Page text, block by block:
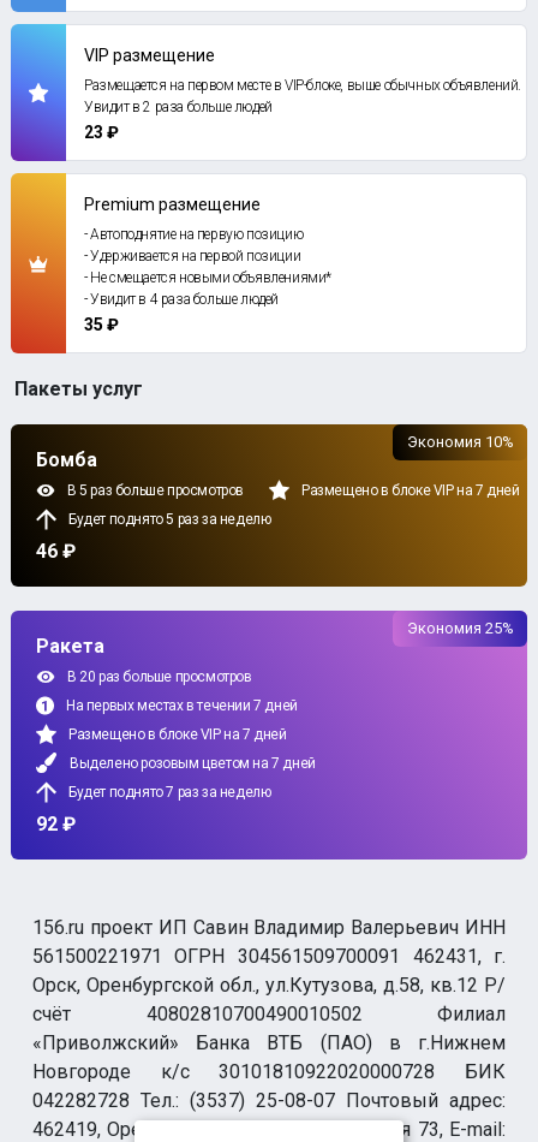
VIP размещение
Размещается на первом месте в VIP-блоке, выше обычных объявлений.
Увидит в 2 раза больше людей
23 ₽
Premium размещение
- Автоподнятие на первую позицию
- Удерживается на первой позиции
- Не смещается новыми объявлениями*
- Увидит в 4 раза больше людей
35 ₽
Пакеты услуг
Бомба
В 5 раз больше просмотров
Размещено в блоке VIP на 7 дней
Будет поднято 5 раз за неделю
46 ₽
Экономия 10%
Ракета
В 20 раз больше просмотров
На первых местах в течении 7 дней
Размещено в блоке VIP на 7 дней
Выделено розовым цветом на 7 дней
Будет поднято 7 раз за неделю
92 ₽
Экономия 25%
156.ru проект ИП Савин Владимир Валерьевич ИНН
561500221971 ОГРН 304561509700091 462431, г.
Орск, Оренбургской обл., ул.Кутузова, д.58, кв.12 Р/
счёт 40802810700490010502 Филиал
«Приволжский» Банка ВТБ (ПАО) в г.Нижнем
Новгороде к/с 30101810922020000728 БИК
042282728 Тел.: (3537) 25-08-07 Почтовый адрес:
462419, Оренбургская обл., г. Орск-19 а/я 73, E-mail: